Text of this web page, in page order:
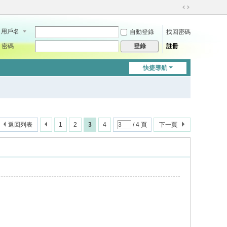
切
到
用戶名 自動登錄
找回密碼
密碼
登錄 註冊
快捷導航
1 2 3 4 / 4 頁 下一頁
返回列表